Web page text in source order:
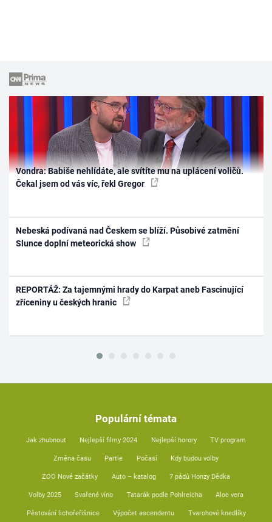
Vondra: Babiše nehlídáte, ale svítíte mu na uplácení voličů.
Čekal jsem od vás víc, řekl Gregor
Nebeská podívaná nad Českem se blíží. Působivé zatmění
Slunce doplní meteorická show
REPORTÁŽ: Za tajemnými hrady do Karpat aneb Fascinující
zříceniny u českých hranic
Populární témata
Jak zhubnout Nejlepší filmy 2024 Nejlepší horory TV program
Změna času Partie Počasí Kdy budou volby
ZOO Nové začátky Auto – katalog 7 pádů Honzy Dědka
Volby 2025 Svařené víno Tatarák podle Pohlreicha Aloe vera
Pěstování lichořeřišnice Výpočet ascendentu Tvarohové knedlíky